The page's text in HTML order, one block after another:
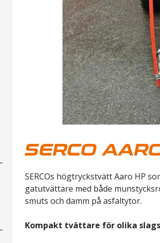
SERCO
SERCOs högtryckstvätt Aaro HP
gatutvättare med både
smuts och damm på asfaltytor.
Kompakt tvättare för olika